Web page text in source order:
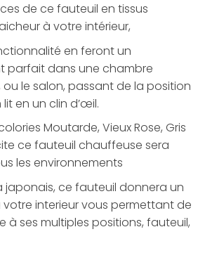
de ce fauteuil en tissus
à votre intérieur,
en feront un
dans une chambre
le salon, passant de la position
en un clin d’œil.
Moutarde, Vieux Rose, Gris
ce fauteuil chauffeuse sera
les environnements
japonais, ce fauteuil donnera un
votre interieur vous permettant de
à ses multiples positions, fauteuil,